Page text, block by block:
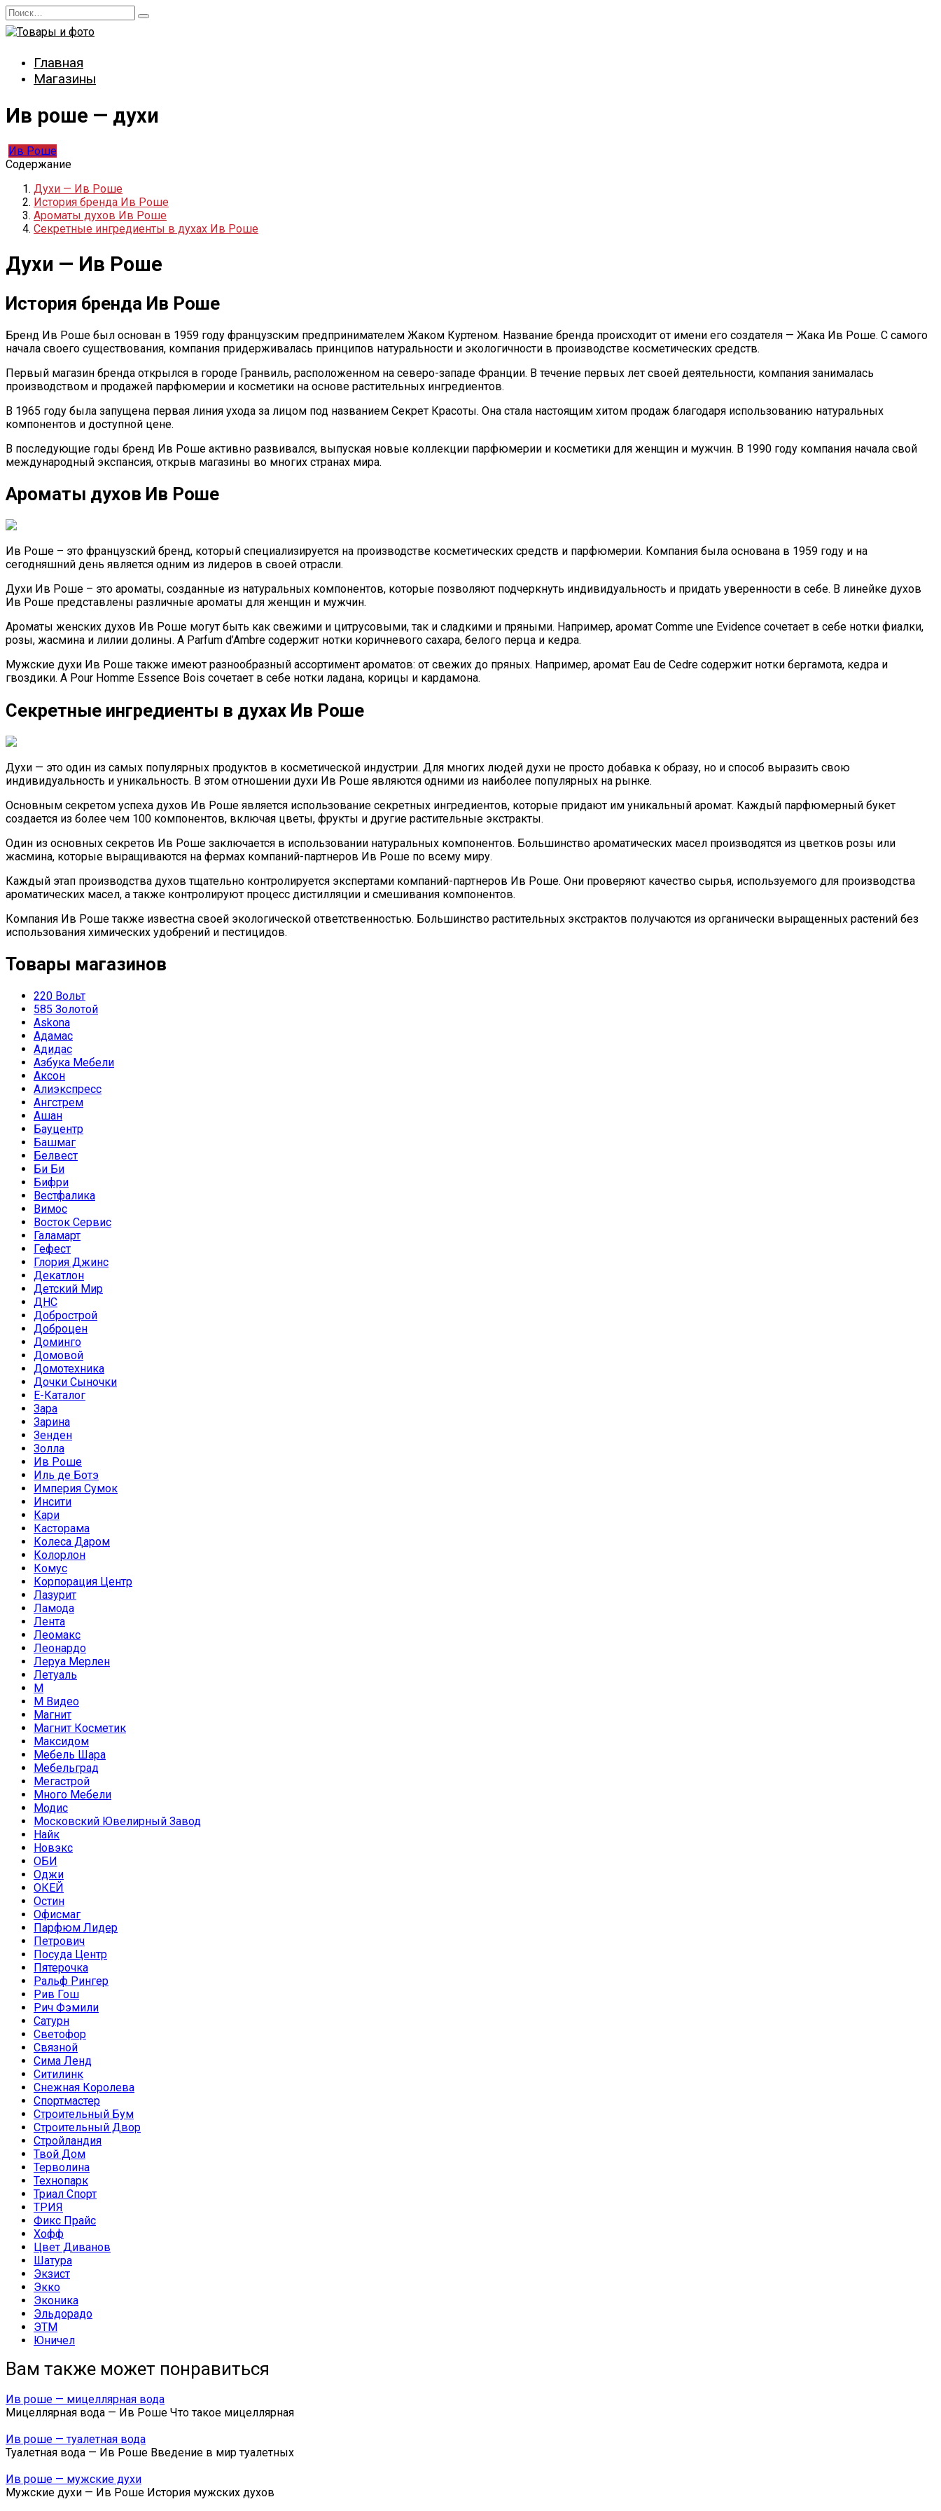
Перейти
к
содержанию
Search
for:
Главная
Магазины
Ив роше — духи
Ив Роше
Содержание
Духи — Ив Роше
История бренда Ив Роше
Ароматы духов Ив Роше
Секретные ингредиенты в духах Ив Роше
Духи — Ив Роше
История бренда Ив Роше
Бренд Ив Роше был основан в 1959 году французским предпринимателем Жаком Куртеном. Название бренда происходит от имени его создателя — Жака Ив Роше. С самого
начала своего существования, компания придерживалась принципов натуральности и экологичности в производстве косметических средств.
Первый магазин бренда открылся в городе Гранвиль, расположенном на северо-западе Франции. В течение первых лет своей деятельности, компания занималась
производством и продажей парфюмерии и косметики на основе растительных ингредиентов.
В 1965 году была запущена первая линия ухода за лицом под названием Секрет Красоты. Она стала настоящим хитом продаж благодаря использованию натуральных
компонентов и доступной цене.
В последующие годы бренд Ив Роше активно развивался, выпуская новые коллекции парфюмерии и косметики для женщин и мужчин. В 1990 году компания начала свой
международный экспансия, открыв магазины во многих странах мира.
Ароматы духов Ив Роше
Ив Роше – это французский бренд, который специализируется на производстве косметических средств и парфюмерии. Компания была основана в 1959 году и на
сегодняшний день является одним из лидеров в своей отрасли.
Духи Ив Роше – это ароматы, созданные из натуральных компонентов, которые позволяют подчеркнуть индивидуальность и придать уверенности в себе. В линейке духов
Ив Роше представлены различные ароматы для женщин и мужчин.
Ароматы женских духов Ив Роше могут быть как свежими и цитрусовыми, так и сладкими и пряными. Например, аромат Comme une Evidence сочетает в себе нотки фиалки,
розы, жасмина и лилии долины. А Parfum d’Ambre содержит нотки коричневого сахара, белого перца и кедра.
Мужские духи Ив Роше также имеют разнообразный ассортимент ароматов: от свежих до пряных. Например, аромат Eau de Cedre содержит нотки бергамота, кедра и
гвоздики. А Pour Homme Essence Bois сочетает в себе нотки ладана, корицы и кардамона.
Секретные ингредиенты в духах Ив Роше
Духи — это один из самых популярных продуктов в косметической индустрии. Для многих людей духи не просто добавка к образу, но и способ выразить свою
индивидуальность и уникальность. В этом отношении духи Ив Роше являются одними из наиболее популярных на рынке.
Основным секретом успеха духов Ив Роше является использование секретных ингредиентов, которые придают им уникальный аромат. Каждый парфюмерный букет
создается из более чем 100 компонентов, включая цветы, фрукты и другие растительные экстракты.
Один из основных секретов Ив Роше заключается в использовании натуральных компонентов. Большинство ароматических масел производятся из цветков розы или
жасмина, которые выращиваются на фермах компаний-партнеров Ив Роше по всему миру.
Каждый этап производства духов тщательно контролируется экспертами компаний-партнеров Ив Роше. Они проверяют качество сырья, используемого для производства
ароматических масел, а также контролируют процесс дистилляции и смешивания компонентов.
Компания Ив Роше также известна своей экологической ответственностью. Большинство растительных экстрактов получаются из органически выращенных растений без
использования химических удобрений и пестицидов.
Товары магазинов
220 Вольт
585 Золотой
Askona
Адамас
Адидас
Азбука Мебели
Аксон
Алиэкспресс
Ангстрем
Ашан
Бауцентр
Башмаг
Белвест
Би Би
Бифри
Вестфалика
Вимос
Восток Сервис
Галамарт
Гефест
Глория Джинс
Декатлон
Детский Мир
ДНС
Добрострой
Доброцен
Доминго
Домовой
Домотехника
Дочки Сыночки
Е-Каталог
Зара
Зарина
Зенден
Золла
Ив Роше
Иль де Ботэ
Империя Сумок
Инсити
Кари
Касторама
Колеса Даром
Колорлон
Комус
Корпорация Центр
Лазурит
Ламода
Лента
Леомакс
Леонардо
Леруа Мерлен
Летуаль
М
М Видео
Магнит
Магнит Косметик
Максидом
Мебель Шара
Мебельград
Мегастрой
Много Мебели
Модис
Московский Ювелирный Завод
Найк
Новэкс
ОБИ
Оджи
ОКЕЙ
Остин
Офисмаг
Парфюм Лидер
Петрович
Посуда Центр
Пятерочка
Ральф Рингер
Рив Гош
Рич Фэмили
Сатурн
Светофор
Связной
Сима Ленд
Ситилинк
Снежная Королева
Спортмастер
Строительный Бум
Строительный Двор
Стройландия
Твой Дом
Терволина
Технопарк
Триал Спорт
ТРИЯ
Фикс Прайс
Хофф
Цвет Диванов
Шатура
Экзист
Экко
Эконика
Эльдорадо
ЭТМ
Юничел
Вам также может понравиться
Ив роше — мицеллярная вода
Мицеллярная вода — Ив Роше Что такое мицеллярная
Ив роше — туалетная вода
Туалетная вода — Ив Роше Введение в мир туалетных
Ив роше — мужские духи
Мужские духи — Ив Роше История мужских духов